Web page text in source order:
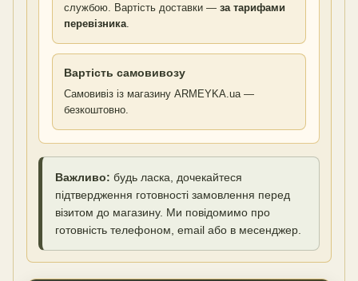
службою. Вартість доставки — за тарифами
перевізника
Вартість самовивозу
Самовивіз із магазину ARMEYKA.ua —
безкоштовно.
Важливо: будь ласка, дочекайтеся
підтвердження готовності замовлення перед
візитом до магазину. Ми повідомимо про
готовність телефоном, email або в месенджер.